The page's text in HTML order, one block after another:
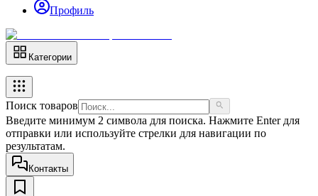
Профиль
Категории
Поиск товаров
Введите минимум 2 символа для поиска. Нажмите Enter для
отправки или используйте стрелки для навигации по
результатам.
Контакты